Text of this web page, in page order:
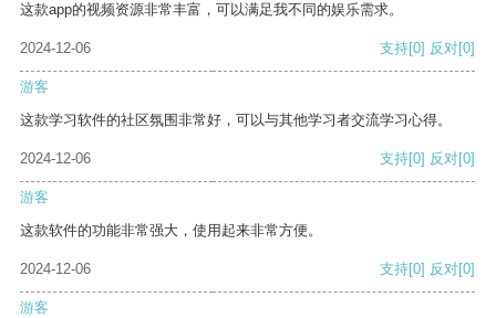
这款app的视频资源非常丰富，可以满足我不同的娱乐需求。
2024-12-06 支持[0] 反对[0]
游客
这款学习软件的社区氛围非常好，可以与其他学习者交流学习心得。
2024-12-06 支持[0] 反对[0]
游客
这款软件的功能非常强大，使用起来非常方便。
2024-12-06 支持[0] 反对[0]
游客